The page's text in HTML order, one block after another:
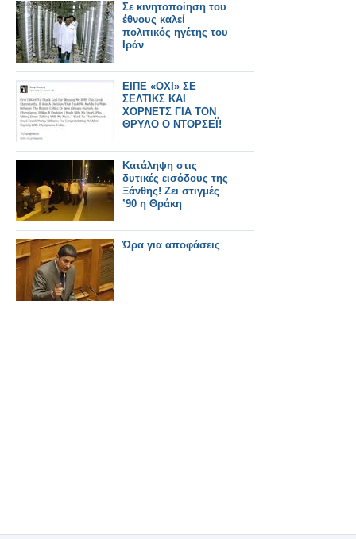
Σε κινητοποίηση του
έθνους καλεί
πολιτικός ηγέτης του
Ιράν
ΕΙΠΕ «ΟΧΙ» ΣΕ
ΣΕΛΤΙΚΣ ΚΑΙ
ΧΟΡΝΕΤΣ ΓΙΑ ΤΟΝ
ΘΡΥΛΟ Ο ΝΤΟΡΣΕΪ!
Κατάληψη στις
δυτικές εισόδους της
Ξάνθης! Ζει στιγμές
’90 η Θράκη
Ώρα για αποφάσεις